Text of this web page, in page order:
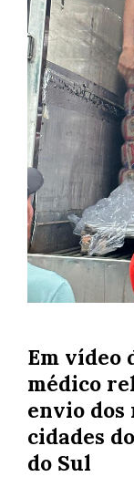
Em vídeo
médico
envio dos
cidades
do Sul